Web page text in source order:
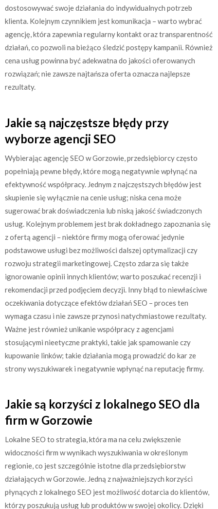
dostosowywać swoje działania do indywidualnych potrzeb
klienta. Kolejnym czynnikiem jest komunikacja – warto wybrać
agencję, która zapewnia regularny kontakt oraz transparentność
działań, co pozwoli na bieżąco śledzić postępy kampanii. Również
cena usług powinna być adekwatna do jakości oferowanych
rozwiązań; nie zawsze najtańsza oferta oznacza najlepsze
rezultaty.
Jakie są najczęstsze błędy przy
wyborze agencji SEO
Wybierając agencję SEO w Gorzowie, przedsiębiorcy często
popełniają pewne błędy, które mogą negatywnie wpłynąć na
efektywność współpracy. Jednym z najczęstszych błędów jest
skupienie się wyłącznie na cenie usług; niska cena może
sugerować brak doświadczenia lub niską jakość świadczonych
usług. Kolejnym problemem jest brak dokładnego zapoznania się
z ofertą agencji – niektóre firmy mogą oferować jedynie
podstawowe usługi bez możliwości dalszej optymalizacji czy
rozwoju strategii marketingowej. Często zdarza się także
ignorowanie opinii innych klientów; warto poszukać recenzji i
rekomendacji przed podjęciem decyzji. Inny błąd to niewłaściwe
oczekiwania dotyczące efektów działań SEO – proces ten
wymaga czasu i nie zawsze przynosi natychmiastowe rezultaty.
Ważne jest również unikanie współpracy z agencjami
stosującymi nieetyczne praktyki, takie jak spamowanie czy
kupowanie linków; takie działania mogą prowadzić do kar ze
strony wyszukiwarek i negatywnie wpłynąć na reputację firmy.
Jakie są korzyści z lokalnego SEO dla
firm w Gorzowie
Lokalne SEO to strategia, która ma na celu zwiększenie
widoczności firm w wynikach wyszukiwania w określonym
regionie, co jest szczególnie istotne dla przedsiębiorstw
działających w Gorzowie. Jedną z najważniejszych korzyści
płynących z lokalnego SEO jest możliwość dotarcia do klientów,
którzy poszukują usług lub produktów w swojej okolicy. Dzięki